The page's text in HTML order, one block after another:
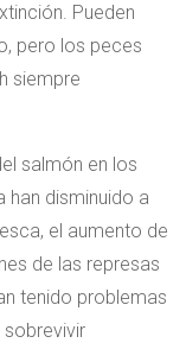
Pueden
pero los peces
siempre
salmón en los
han disminuido a
el aumento de
de las represas
tenido problemas